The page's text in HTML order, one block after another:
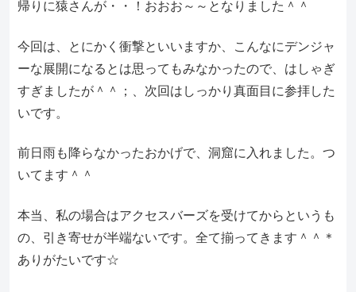
帰りに猿さんが・・！おおお～～となりました＾＾
今回は、とにかく衝撃といいますか、こんなにデンジャ
ーな展開になるとは思ってもみなかったので、はしゃぎ
すぎましたが＾＾；、次回はしっかり真面目に参拝した
いです。
前日雨も降らなかったおかげで、洞窟に入れました。つ
いてます＾＾
本当、私の場合はアクセスバーズを受けてからというも
の、引き寄せが半端ないです。全て揃ってきます＾＾＊
ありがたいです☆